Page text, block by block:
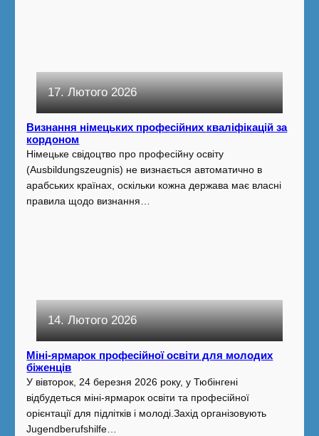
17. Лютого 2026
Визнання німецьких професійних кваліфікацій за
кордоном
Німецьке свідоцтво про професійну освіту
(Ausbildungszeugnis) не визнається автоматично в
арабських країнах, оскільки кожна держава має власні
правила щодо визнання…
14. Лютого 2026
Міні-ярмарок професійної освіти для молодих
біженців
У вівторок, 24 березня 2026 року, у Тюбінгені
відбудеться міні-ярмарок освіти та професійної
орієнтації для підлітків і молоді.Захід організовують
Jugendberufshilfe…